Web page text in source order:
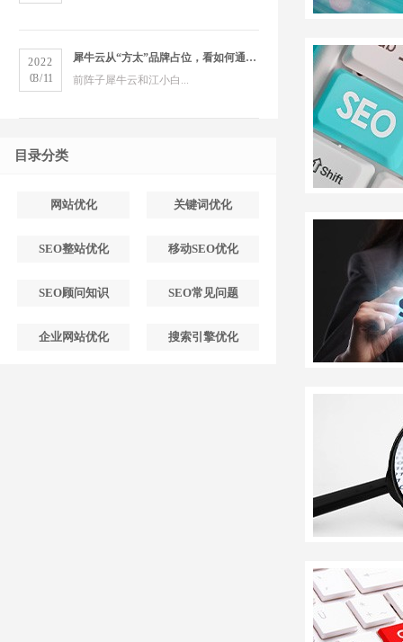
2022
03/11
犀牛云从“方太”品牌占位，看如何通过搜索引擎占领市场
前阵子犀牛云和江小白...
目录分类
网站优化 关键词优化
SEO整站优化 移动SEO优化
SEO顾问知识 SEO常见问题
企业网站优化 搜索引擎优化